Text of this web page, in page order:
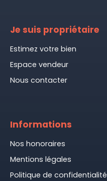
Je suis propriétaire
Estimez votre bien
Espace vendeur
Nous contacter
Informations
Nos honoraires
Mentions légales
Politique de confidentialité